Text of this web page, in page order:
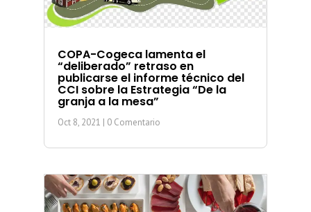
COPA-Cogeca lamenta el
“deliberado” retraso en
publicarse el informe técnico del
CCI sobre la Estrategia “De la
granja a la mesa”
Oct 8, 2021 | 0 Comentario